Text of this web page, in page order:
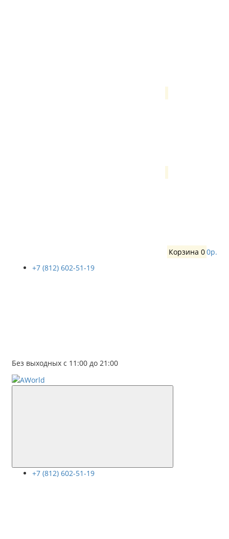
Корзина 00р.
+7 (812) 602-51-19
Без выходных с 11:00 до 21:00
+7 (812) 602-51-19